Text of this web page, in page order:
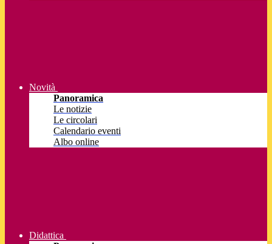
Novità
Panoramica
Le notizie
Le circolari
Calendario eventi
Albo online
Didattica